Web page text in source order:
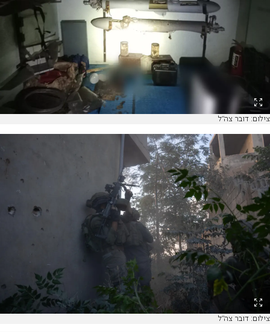
צילום: דובר צה"ל
צילום: דובר צה"ל